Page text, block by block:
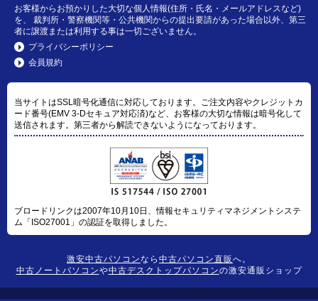
お客様からお預かりした大切な個人情報(住所・氏名・メールアドレスなど)
を、 裁判所・警察機関等・公共機関からの提出要請があった場合以外、第三
者に譲渡または利用する事は一切ございません。
プライバシーポリシー
会員規約
当サイトはSSL暗号化通信に対応しております。ご注文内容やクレジットカ
ード番号(EMV 3-Dセキュア対応済)など、お客様の大切な情報は暗号化して
送信されます。第三者から解読できないようになっております。
ブロードリンクは2007年10月10日、情報セキュリティマネジメントシステ
ム「ISO27001」の認証を取得しました。
激安中古パソコンなら 中古パソコン直販 へ。
中古ノートパソコンや中古デスクトップパソコンの激安通販ショップ